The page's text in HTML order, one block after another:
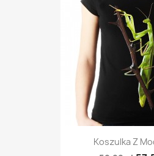
Koszulka Z